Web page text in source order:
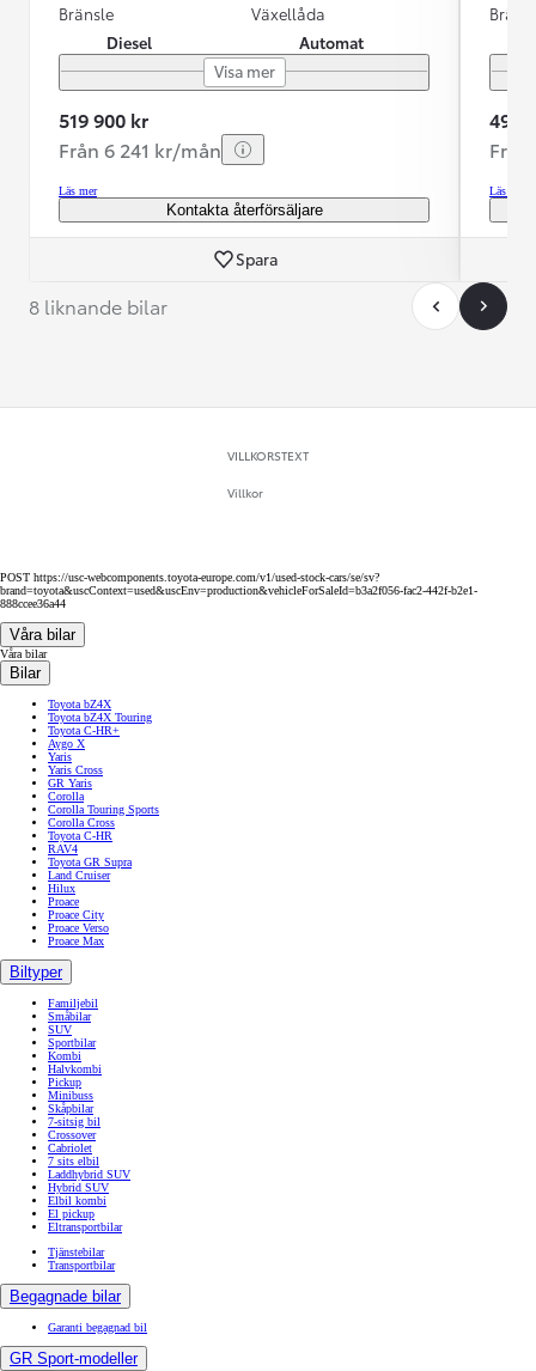
Bränsle
Diesel
Växellåda
Automat
Visa mer
519 900 kr
Från 6 241 kr/mån
Läs mer
Kontakta återförsäljare
Spara
499
Läs mer
8 liknande bilar
VILLKORSTEXT
Villkor
POST https://usc-webcomponents.toyota-europe.com/v1/used-stock-cars/se/sv?
brand=toyota&uscContext=used&uscEnv=production&vehicleForSaleId=b3a2f056-fac2-442f-b2e1-
888ccee36a44
Våra bilar
Våra bilar
Bilar
Toyota bZ4X
Toyota bZ4X Touring
Toyota C-HR+
Aygo X
Yaris
Yaris Cross
GR Yaris
Corolla
Corolla Touring Sports
Corolla Cross
Toyota C-HR
RAV4
Toyota GR Supra
Land Cruiser
Hilux
Proace
Proace City
Proace Verso
Proace Max
Biltyper
Familjebil
Småbilar
SUV
Sportbilar
Kombi
Halvkombi
Pickup
Minibuss
Skåpbilar
7-sitsig bil
Crossover
Cabriolet
7 sits elbil
Laddhybrid SUV
Hybrid SUV
Elbil kombi
El pickup
Eltransportbilar
Tjänstebilar
Transportbilar
Begagnade bilar
Garanti begagnad bil
GR Sport-modeller